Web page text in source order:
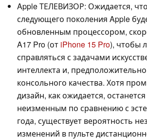
Apple ТЕЛЕВИЗОР: Ожидается,
следующего поколения Apple
обновленным процессором,
A17 Pro (от iPhone 15 Pro), чтобы
справляться с задачами
интеллекта и,
консольного качества. Хотя
дизайн, как ожидается,
неизменным по сравнению с
года, существует вероятность
изменений в пульте